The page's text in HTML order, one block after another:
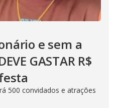
e sem a
GASTAR R$
500 convidados e atrações